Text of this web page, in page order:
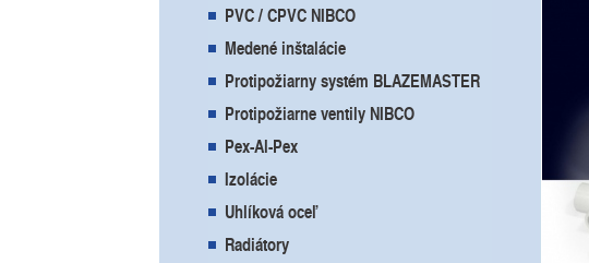
PVC / CPVC NIBCO
Medené inštalácie
Protipožiarny systém BLAZEMASTER
Protipožiarne ventily NIBCO
Pex-Al-Pex
Izolácie
Uhlíková oceľ
Radiátory